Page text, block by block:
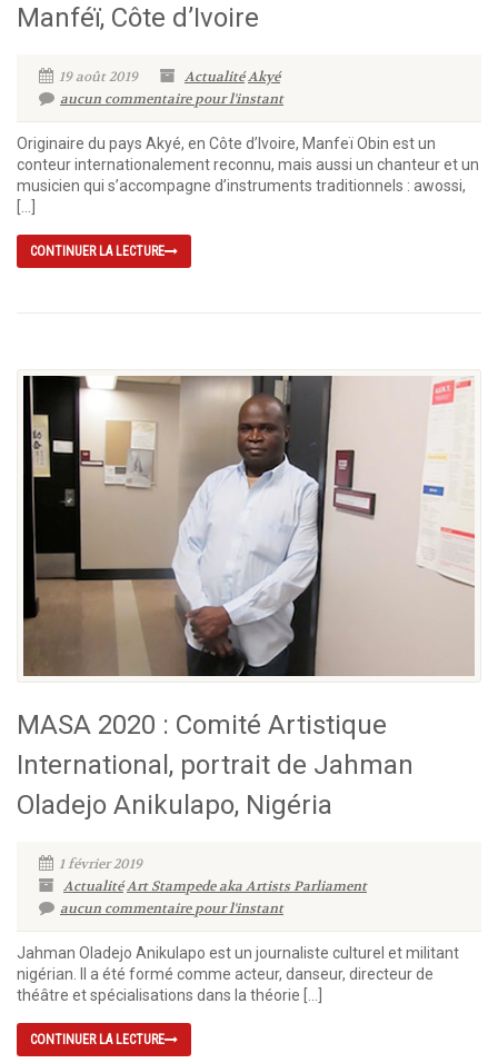
Manféï, Côte d’Ivoire
19 août 2019 ActualitéAkyé
aucun commentaire pour l'instant
Originaire du pays Akyé, en Côte d’Ivoire, Manfeï Obin est un
conteur internationalement reconnu, mais aussi un chanteur et un
musicien qui s’accompagne d’instruments traditionnels : awossi,
CONTINUER LA LECTURE
MASA 2020 : Comité Artistique
International, portrait de Jahman
Oladejo Anikulapo, Nigéria
1 février 2019
ActualitéArt Stampede aka Artists Parliament
aucun commentaire pour l'instant
Jahman Oladejo Anikulapo est un journaliste culturel et militant
nigérian. Il a été formé comme acteur, danseur, directeur de
théâtre et spécialisations dans la théorie […]
CONTINUER LA LECTURE